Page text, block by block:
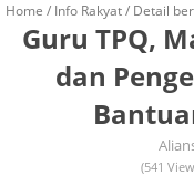
Home / Info Rakyat/ Detail
Guru TPQ,
dan
(541